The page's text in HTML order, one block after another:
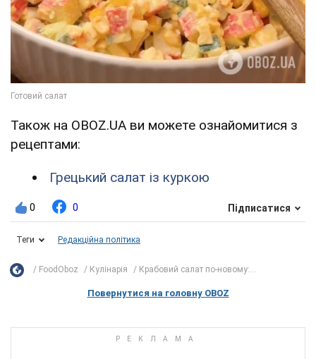
Також на OBOZ.UA ви можете ознайомитися з
рецептами:
Грецький салат із куркою
0 0 Підписатися
Теги Редакційна політика
FoodOboz Кулінарія Крабовий салат по-новому:...
Повернутися на головну OBOZ